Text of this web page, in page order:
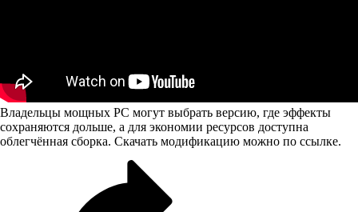
Владельцы мощных PC могут выбрать версию, где эффекты
сохраняются дольше, а для экономии ресурсов доступна
облегчённая сборка. Скачать модификацию можно по ссылке.